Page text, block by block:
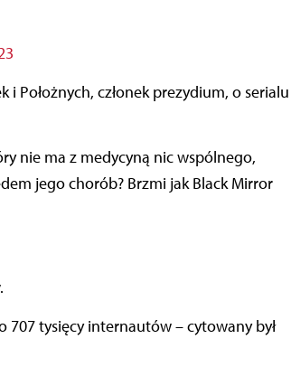
Położnych, członek prezydium, o serialu
jego chorób? Brzmi jak Black Mirror
707 tysięcy internautów – cytowany był